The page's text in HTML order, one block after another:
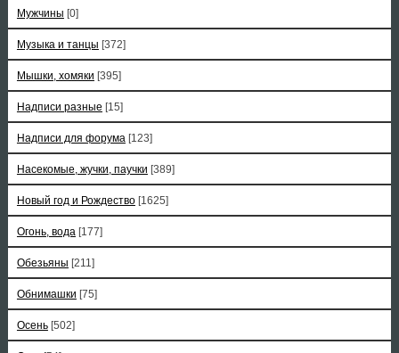
Мужчины [0]
Музыка и танцы [372]
Мышки, хомяки [395]
Надписи разные [15]
Надписи для форума [123]
Насекомые, жучки, паучки [389]
Новый год и Рождество [1625]
Огонь, вода [177]
Обезьяны [211]
Обнимашки [75]
Осень [502]